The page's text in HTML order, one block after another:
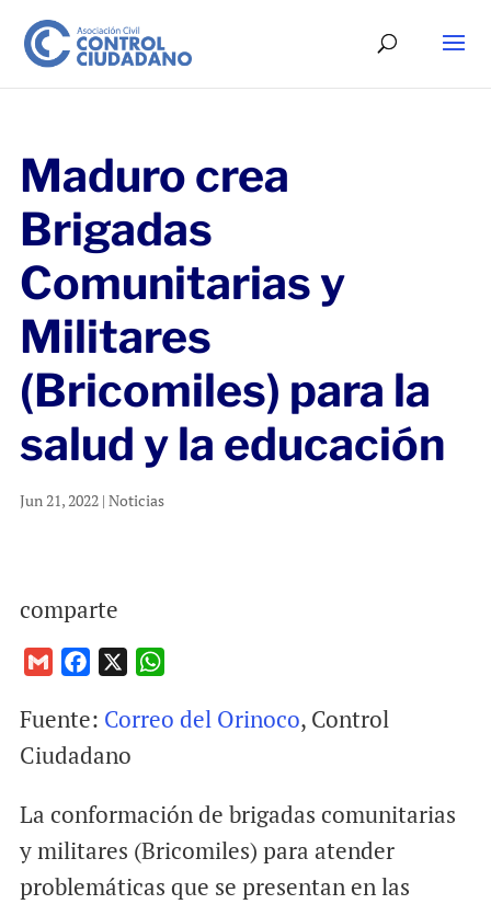
Maduro crea
Brigadas
Comunitarias y
Militares
(Bricomiles) para la
salud y la educación
Jun 21, 2022| Noticias
comparte
a
i
c
e
o
k
a
A
p
Fuente: Correo del Orinoco, Control
Ciudadano
La conformación de brigadas comunitarias
y militares (Bricomiles) para atender
problemáticas que se presentan en las